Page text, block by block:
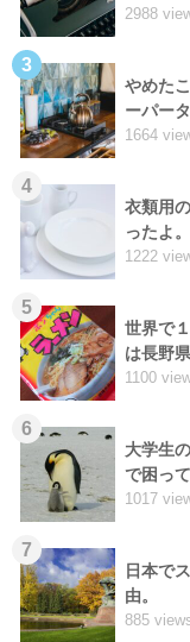
2988
3
やめた
ーパー
1664
4
衣類用
ったよ。
1222
5
世界で
は長野
1100
6
大学生
で困っ
1017
7
日本で
由。
885